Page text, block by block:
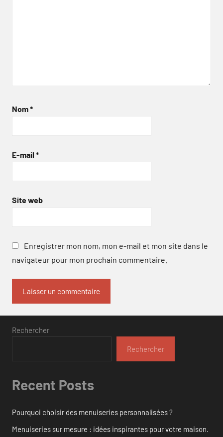
Nom*
E-mail *
Site web
Enregistrer mon nom, mon e-mail et mon site dans le
navigateur pour mon prochain commentaire.
Rechercher
Rechercher
Recent Posts
Pourquoi choisir des menuiseries personnalisées ?
Menuiseries sur mesure : idées inspirantes pour votre maison.